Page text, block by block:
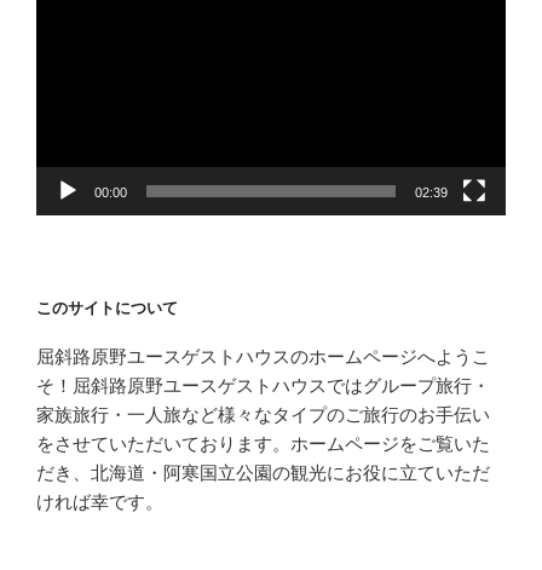
00:00 02:39
このサイトについて
屈斜路原野ユースゲストハウスのホームページへようこ
そ！屈斜路原野ユースゲストハウスではグループ旅行・
家族旅行・一人旅など様々なタイプのご旅行のお手伝い
をさせていただいております。ホームページをご覧いた
だき、北海道・阿寒国立公園の観光にお役に立ていただ
ければ幸です。